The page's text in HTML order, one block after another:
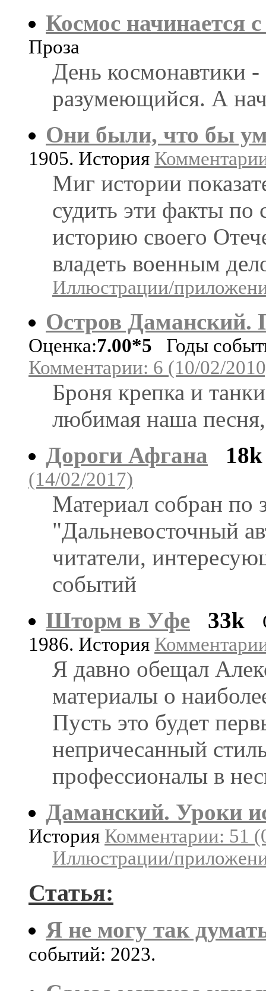
Космос начинается
Проза
День космонавтики -
разумеющийся. А
Они были, что бы
1905. История
Миг истории
судить эти факты
историю своего
владеть военным
Иллюстрации/
Остров Даманский.
Оценка:7.00*5 Годы
Комментарии: 6 (10/02/
Броня крепка и
любимая наша
Дороги Афгана
18k
(14/02/2017)
Материал собран по
"Дальневосточный
читатели,
событий
Шторм в Уфе
33k
1986. История
Я давно обещал
материалы о
Пусть это будет
непричесанный
профессионалы в
Даманский. Уроки
История Комментарии: 51
Иллюстрации/
Статья:
Я не могу так
событий: 2023.